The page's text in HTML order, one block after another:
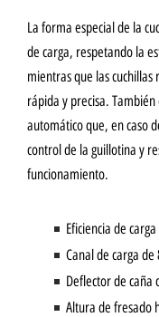
La forma especial de la
de carga, respetando la
mientras que las
rápida y precisa.
automático que, en caso
control de la guillotina y
funcionamiento.
Eficiencia de carga
Canal de carga
Deflector de caña
Altura de fresado